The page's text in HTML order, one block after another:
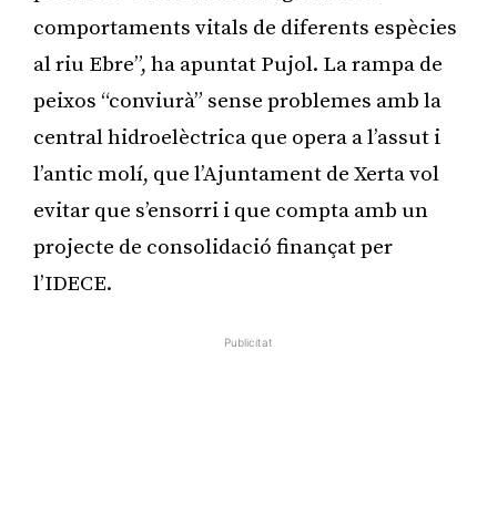
comportaments vitals de diferents espècies
al riu Ebre”, ha apuntat Pujol. La rampa de
peixos “conviurà” sense problemes amb la
central hidroelèctrica que opera a l’assut i
l’antic molí, que l’Ajuntament de Xerta vol
evitar que s’ensorri i que compta amb un
projecte de consolidació finançat per
l’IDECE.
Publicitat